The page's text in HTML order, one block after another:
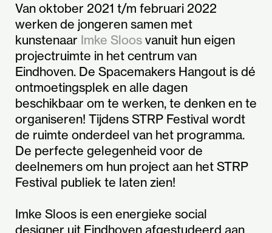
Van oktober 2021 t/m februari 2022
werken de jongeren samen met
kunstenaar Imke Sloos vanuit hun eigen
projectruimte in het centrum van
Eindhoven. De Spacemakers Hangout is dé
ontmoetingsplek en alle dagen
beschikbaar om te werken, te denken en te
organiseren! Tijdens STRP Festival wordt
de ruimte onderdeel van het programma.
De perfecte gelegenheid voor de
deelnemers om hun project aan het STRP
Festival publiek te laten zien!
Imke Sloos is een energieke social
designer uit Eindhoven afgestudeerd aan